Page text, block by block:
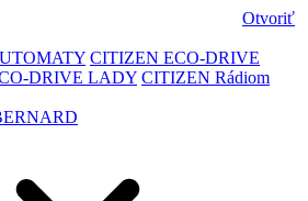
Otvoriť
CITIZEN ECO-DRIVE
DRIVE LADY CITIZEN Rádiom